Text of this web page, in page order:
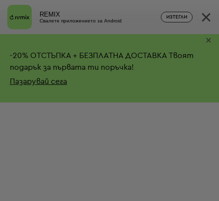
REMIX
Свалете приложението за Android
ИЗТЕГЛИ ×
-20% ОТСТЪПКА + БЕЗПЛАТНА ДОСТАВКА Твоят
подарък за първата ти поръчка!
Пазарувай сега
×